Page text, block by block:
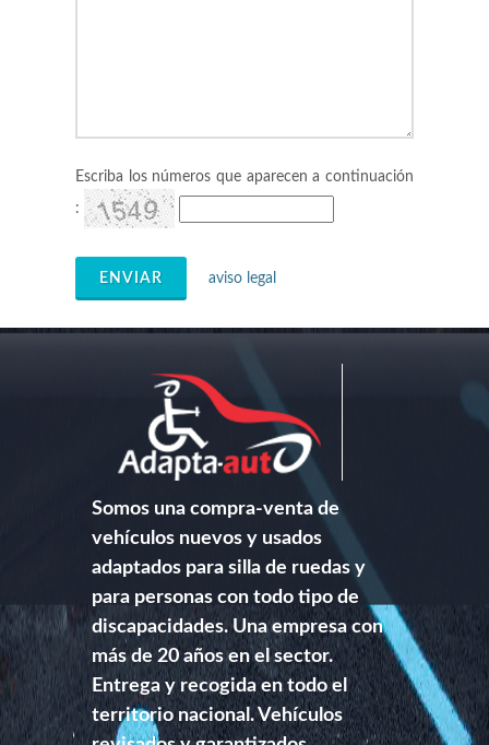
Escriba los números que aparecen a continuación
:
ENVIAR aviso legal
Somos una compra-venta de
vehículos nuevos y usados
adaptados para silla de ruedas y
para personas con todo tipo de
discapacidades. Una empresa con
más de 20 años en el sector.
Entrega y recogida en todo el
territorio nacional. Vehículos